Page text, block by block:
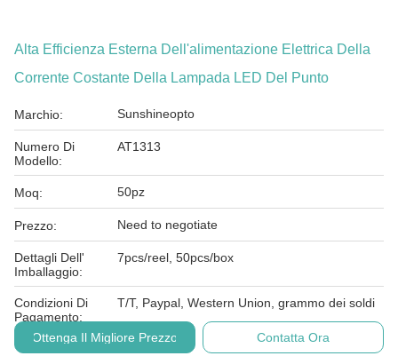
Alta Efficienza Esterna Dell'alimentazione Elettrica Della
Corrente Costante Della Lampada LED Del Punto
Marchio: Sunshineopto
Numero Di
Modello:
AT1313
Moq: 50pz
Prezzo: Need to negotiate
Dettagli Dell'
Imballaggio:
7pcs/reel, 50pcs/box
Condizioni Di
Pagamento:
T/T, Paypal, Western Union, grammo dei soldi
Ottenga Il Migliore Prezzo Contatta Ora